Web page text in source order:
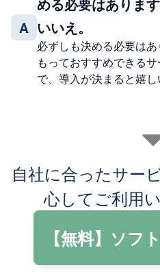
A いいえ。
必ずしも決める必要は
もっておすすめできる
で、導入が決まると嬉し
自社に合ったサー
心してご利用
【無料】ソフ